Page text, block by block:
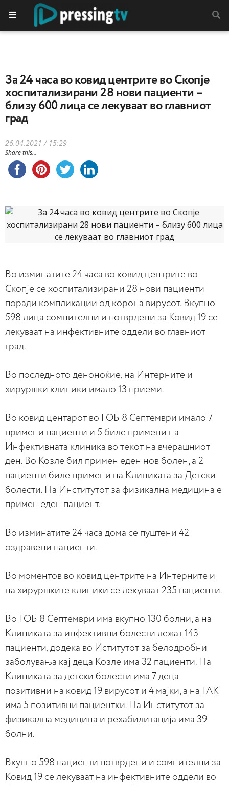
За 24 часа во ковид центрите во Скопје
хоспитализирани 28 нови пациенти –
близу 600 лица се лекуваат во главниот
град
26.04.2021 / 15:29
Share this...
Во изминатите 24 часа во ковид центрите во
Скопје се хоспитализирани 28 нови пациенти
поради компликации од корона вирусот. Вкупно
598 лица сомнителни и потврдени за Ковид 19 се
лекуваат на инфективните оддели во главниот
град.
Во последното деноноќие, на Интерните и
хируршки клиники имало 13 приеми.
Во ковид центарот во ГОБ 8 Септември имало 7
примени пациенти и 5 билe примени на
Инфективната клиника во текот на вчерашниот
ден. Во Козле бил примен еден нов болен, а 2
пациенти биле примени на Клиниката за Детски
болести. На Институтот за физикална медицина е
примен еден пациент.
Во изминатите 24 часа дома се пуштени 42
оздравени пациенти.
Во моментов во ковид центрите на Интерните и
на хируршките клиники се лекуваaт 235 пациенти.
Во ГОБ 8 Септември има вкупно 130 болни, а на
Клиниката за инфективни болести лежат 143
пациенти, додека во Иститутот за белодробни
заболувања кај деца Козле има 32 пациенти. На
Клиниката за детски болести има 7 деца
позитивни на ковид 19 вирусот и 4 мајки, а на ГАК
има 5 позитивни пациентки. На Институтот за
физикална медицина и рехабилитација има 39
болни.
Вкупно 598 пациенти потврдени и сомнителни за
Ковид 19 се лекуваат на инфективните оддели во